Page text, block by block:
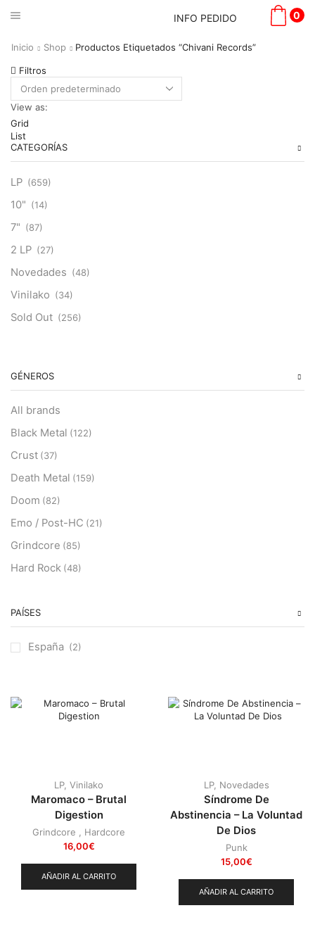
INFO PEDIDO 0
Inicio Shop Productos Etiquetados “Chivani Records”
Filtros
View as:
Grid
List
CATEGORÍAS
LP (659)
10" (14)
7" (87)
2 LP (27)
Novedades (48)
Vinilako (34)
Sold Out (256)
GÉNEROS
All brands
Black Metal (122)
Crust (37)
Death Metal (159)
Doom (82)
Emo / Post-HC (21)
Grindcore (85)
Hard Rock (48)
Heavy Metal
Sludge(35)
PAÍSES
España (2)
LP, Vinilako
Maromaco – Brutal
Digestion
Grindcore , Hardcore
16,00€
AÑADIR AL CARRITO
LP, Novedades
Síndrome De
Abstinencia – La Voluntad
De Dios
Punk
15,00€
AÑADIR AL CARRITO